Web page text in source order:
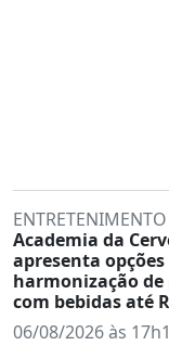
ENTRETENIMENTO
Academia da
apresenta opções
harmonização
com bebidas até
06/08/2026 às